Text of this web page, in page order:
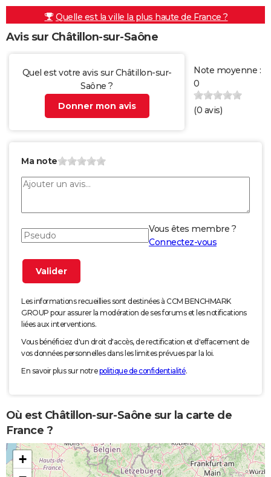
Quelle est la ville la plus haute de France ?
Avis sur Châtillon-sur-Saône
Quel est votre avis sur Châtillon-sur-
Saône ?
Donner mon avis
Note moyenne :
0
(0 avis)
Ma note
Vous êtes membre ?
Connectez-vous
Les informations recueillies sont destinées à CCM BENCHMARK
GROUP pour assurer la modération de ses forums et les notifications
liées aux interventions.
Vous bénéficiez d'un droit d'accès, de rectification et d'effacement de
vos données personnelles dans les limites prévues par la loi.
En savoir plus sur notrepolitique de confidentialité.
Où est Châtillon-sur-Saône sur la carte de
France ?
+